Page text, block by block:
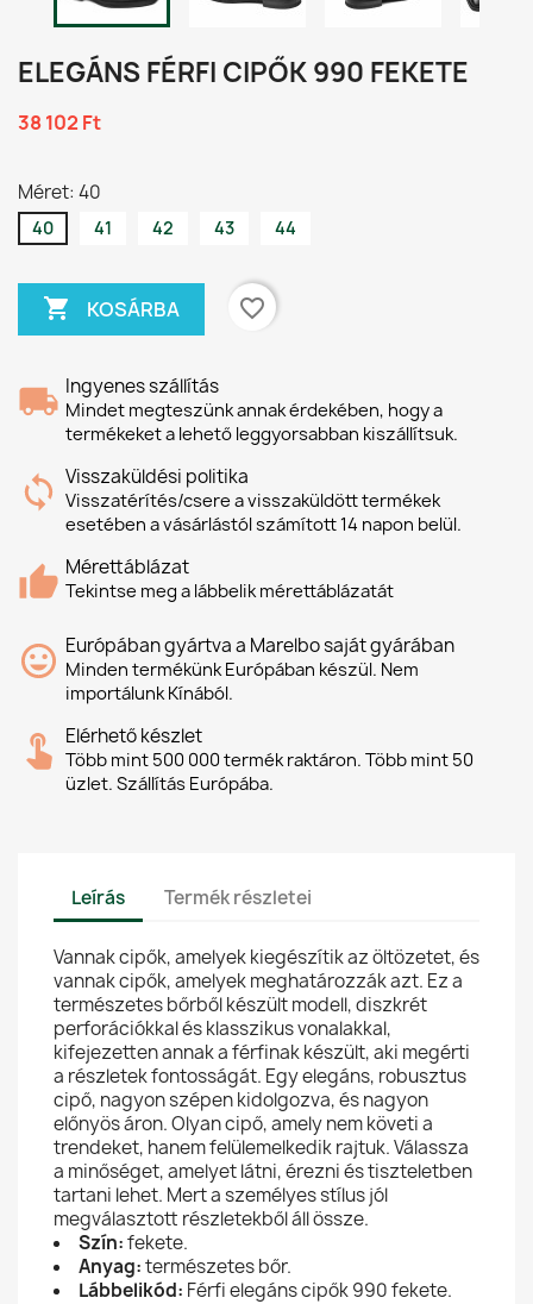
ELEGÁNS FÉRFI CIPŐK 990 FEKETE
38 102 Ft
Méret: 40
40 41 42 43 44
 KOSÁRBA favorite_border
Ingyenes szállítás
Mindet megteszünk annak érdekében, hogy a
termékeket a lehető leggyorsabban kiszállítsuk.
Visszaküldési politika
Visszatérítés/csere a visszaküldött termékek
esetében a vásárlástól számított 14 napon belül.
Mérettáblázat
Tekintse meg a lábbelik mérettáblázatát
Európában gyártva a Marelbo saját gyárában
Minden termékünk Európában készül. Nem
importálunk Kínából.
Elérhető készlet
Több mint 500 000 termék raktáron. Több mint 50
üzlet. Szállítás Európába.
Leírás Termék részletei
Vannak cipők, amelyek kiegészítik az öltözetet, és
vannak cipők, amelyek meghatározzák azt. Ez a
természetes bőrből készült modell, diszkrét
perforációkkal és klasszikus vonalakkal,
kifejezetten annak a férfinak készült, aki megérti
a részletek fontosságát. Egy elegáns, robusztus
cipő, nagyon szépen kidolgozva, és nagyon
előnyös áron. Olyan cipő, amely nem követi a
trendeket, hanem felülemelkedik rajtuk. Válassza
a minőséget, amelyet látni, érezni és tiszteletben
tartani lehet. Mert a személyes stílus jól
megválasztott részletekből áll össze.
Szín:fekete.
Anyag:természetes bőr.
Lábbelikód: Férfi elegáns cipők 990 fekete.